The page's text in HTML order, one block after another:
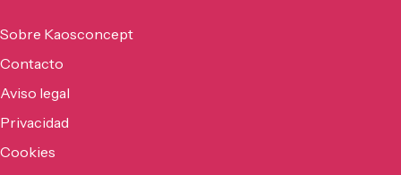
Sobre Kaosconcept
Contacto
Aviso legal
Privacidad
Cookies